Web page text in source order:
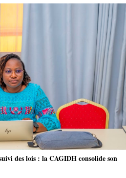
des lois : la CAGIDH consolide son